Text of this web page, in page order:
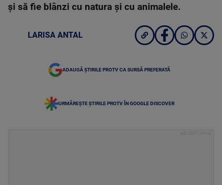
și să fie blânzi cu natura și cu animalele.
LARISA ANTAL
ADAUGĂ ȘTIRILE PROTV CA SURSĂ PREFERATĂ
URMĂREȘTE ȘTIRILE PROTV ÎN GOOGLE DISCOVER